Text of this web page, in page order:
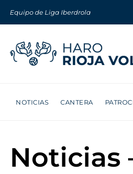
Equipo de Liga Iberdrola
NOTICIAS CANTERA
Noticias